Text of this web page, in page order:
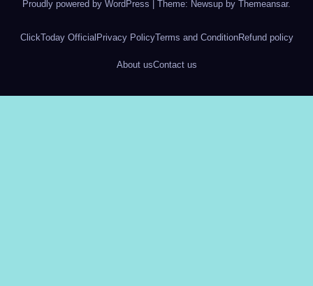
Proudly powered by WordPress Theme: Newsup by Themeansar.
ClickToday Official Privacy PolicyTerms and ConditionRefund policy
About usContact us